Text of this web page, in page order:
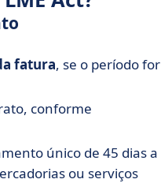
fatura, se o período for
conforme
único de 45 dias a
ou serviços